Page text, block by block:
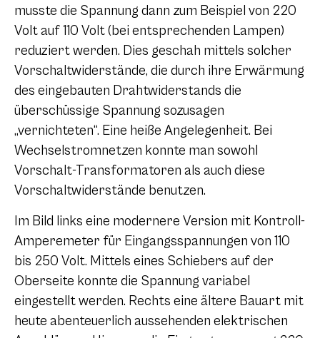
musste die Spannung dann zum Beispiel von 220
Volt auf 110 Volt (bei entsprechenden Lampen)
reduziert werden. Dies geschah mittels solcher
Vorschaltwiderstände, die durch ihre Erwärmung
des eingebauten Drahtwiderstands die
überschüssige Spannung sozusagen
„vernichteten“. Eine heiße Angelegenheit. Bei
Wechselstromnetzen konnte man sowohl
Vorschalt-Transformatoren als auch diese
Vorschaltwiderstände benutzen.
Im Bild links eine modernere Version mit Kontroll-
Amperemeter für Eingangsspannungen von 110
bis 250 Volt. Mittels eines Schiebers auf der
Oberseite konnte die Spannung variabel
eingestellt werden. Rechts eine ältere Bauart mit
heute abenteuerlich aussehenden elektrischen